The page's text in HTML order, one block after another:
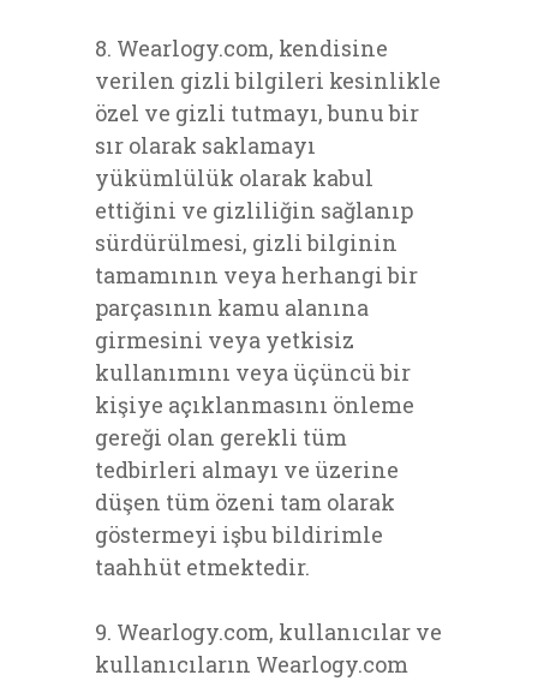
8. Wearlogy.com, kendisine
verilen gizli bilgileri kesinlikle
özel ve gizli tutmayı, bunu bir
sır olarak saklamayı
yükümlülük olarak kabul
ettiğini ve gizliliğin sağlanıp
sürdürülmesi, gizli bilginin
tamamının veya herhangi bir
parçasının kamu alanına
girmesini veya yetkisiz
kullanımını veya üçüncü bir
kişiye açıklanmasını önleme
gereği olan gerekli tüm
tedbirleri almayı ve üzerine
düşen tüm özeni tam olarak
göstermeyi işbu bildirimle
taahhüt etmektedir.
9. Wearlogy.com, kullanıcılar ve
kullanıcıların Wearlogy.com